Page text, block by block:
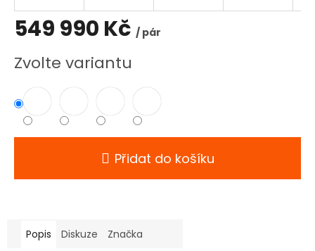
549 990 Kč / pár
cena:
Zvolte variantu
Přidat do košíku
Popis Diskuze Značka